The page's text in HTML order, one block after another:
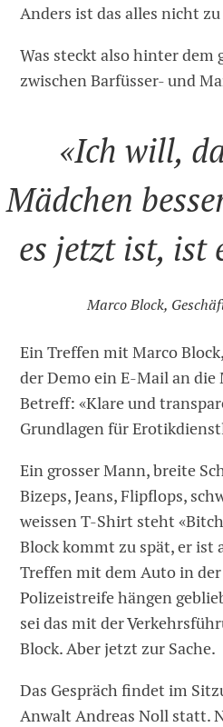
Anders ist das alles nicht
Was steckt also hinter dem
zwischen Barfüsser- und
«Ich will,
Mädchen
es jetzt ist, ist
Marco Block,
Ein Treffen mit Marco
der Demo ein E-Mail an die
Betreff: «Klare und
Grundlagen für
Ein grosser Mann, breite
Bizeps, Jeans, Flipflops,
weissen T-Shirt steht
Block kommt zu spät, er ist
Treffen mit dem Auto in
Polizeistreife hängen
sei das mit der
Block. Aber jetzt zur Sache.
Das Gespräch findet im
Anwalt Andreas Noll statt.